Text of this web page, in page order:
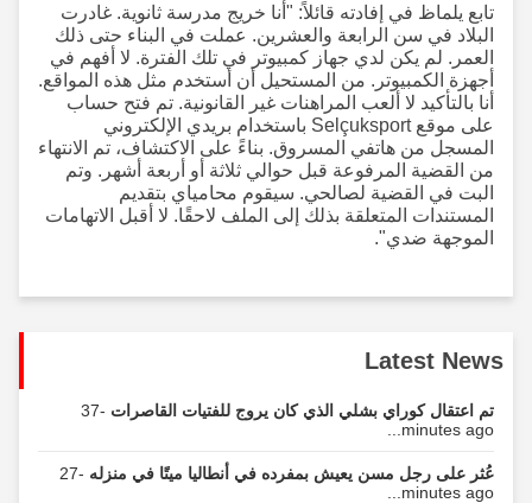
تابع يلماظ في إفادته قائلاً: "أنا خريج مدرسة ثانوية. غادرت
البلاد في سن الرابعة والعشرين. عملت في البناء حتى ذلك
العمر. لم يكن لدي جهاز كمبيوتر في تلك الفترة. لا أفهم في
أجهزة الكمبيوتر. من المستحيل أن أستخدم مثل هذه المواقع.
أنا بالتأكيد لا ألعب المراهنات غير القانونية. تم فتح حساب
على موقع Selçuksport باستخدام بريدي الإلكتروني
المسجل من هاتفي المسروق. بناءً على الاكتشاف، تم الانتهاء
من القضية المرفوعة قبل حوالي ثلاثة أو أربعة أشهر. وتم
البت في القضية لصالحي. سيقوم محامياي بتقديم
المستندات المتعلقة بذلك إلى الملف لاحقًا. لا أقبل الاتهامات
الموجهة ضدي".
Latest News
تم اعتقال كوراي بشلي الذي كان يروج للفتيات القاصرات -37
minutes ago...
عُثر على رجل مسن يعيش بمفرده في أنطاليا ميتًا في منزله -27
minutes ago...